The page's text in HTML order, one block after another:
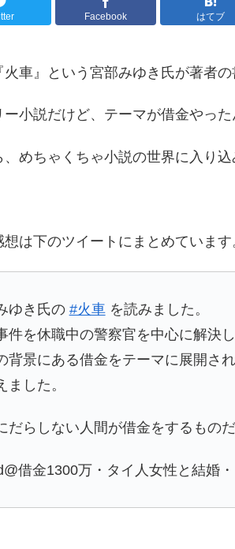
Facebook はてブ
火車』という宮部みゆき氏が著者
ー小説だけど、テーマが借金やっ
、めちゃくちゃ小説の世界に入り
想は下のツイートにまとめています
ゆき氏の #火車を読みました。
件を休職中の警察官を中心に解決
背景にある借金をテーマに展開さ
ました。
だらしない人間が借金をするもの
借金1300万・タイ人女性と結婚